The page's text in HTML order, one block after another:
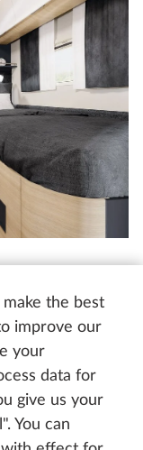
the best
improve our
your
data for
give us your
You can
jako
na vás,
spaní
vytvářejí pocit